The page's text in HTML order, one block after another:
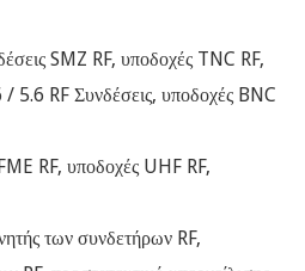
SMZ RF, υποδοχές TNC RF,
5.6 RF Συνδέσεις, υποδοχές BNC
RF, υποδοχές UHF RF,
των συνδετήρων RF,